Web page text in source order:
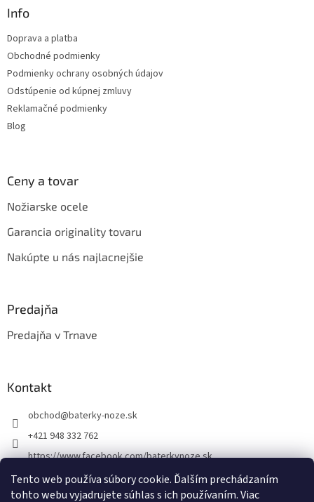
Tento web používa súbory cookie. Ďalším prechádzaním
tohto webu vyjadrujete súhlas s ich používaním. Viac
y
Info
Doprava a platba
Obchodné podmienky
Podmienky ochrany osobných údajov
Odstúpenie od kúpnej zmluvy
Reklamačné podmienky
Blog
Ceny a tovar
Nožiarske ocele
Garancia originality tovaru
Nakúpte u nás najlacnejšie
Predajňa
Predajňa v Trnave
Kontakt
obchod@baterky-noze.sk
+421 948 332 762
https://www.facebook.com/baterkynoze.sk
/baterkynoze
https://www.youtube.com/@nozebaterky